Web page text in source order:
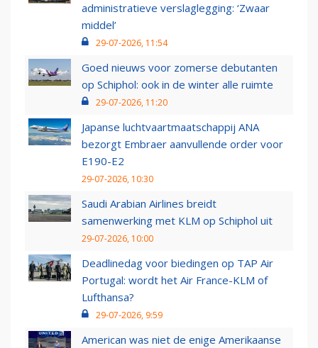
administratieve verslaglegging: ‘Zwaar
middel’
29-07-2026, 11:54
Goed nieuws voor zomerse debutanten
op Schiphol: ook in de winter alle ruimte
29-07-2026, 11:20
Japanse luchtvaartmaatschappij ANA
bezorgt Embraer aanvullende order voor
E190-E2
29-07-2026, 10:30
Saudi Arabian Airlines breidt
samenwerking met KLM op Schiphol uit
29-07-2026, 10:00
Deadlinedag voor biedingen op TAP Air
Portugal: wordt het Air France-KLM of
Lufthansa?
29-07-2026, 9:59
American was niet de enige Amerikaanse